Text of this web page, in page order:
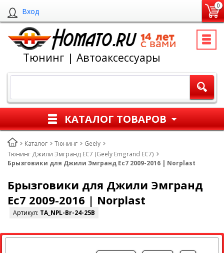
Вход
0
Тюнинг | Автоаксессуары
КАТАЛОГ ТОВАРОВ
Каталог Тюнинг
Geely
Тюнинг Джили Эмгранд ЕС7 (Geely Emgrand EC7)
Брызговики для Джили Эмгранд Ес7 2009-2016 | Norplast
Брызговики для Джили Эмгранд
Ес7 2009-2016 | Norplast
Артикул: TA_NPL-Br-24-25B